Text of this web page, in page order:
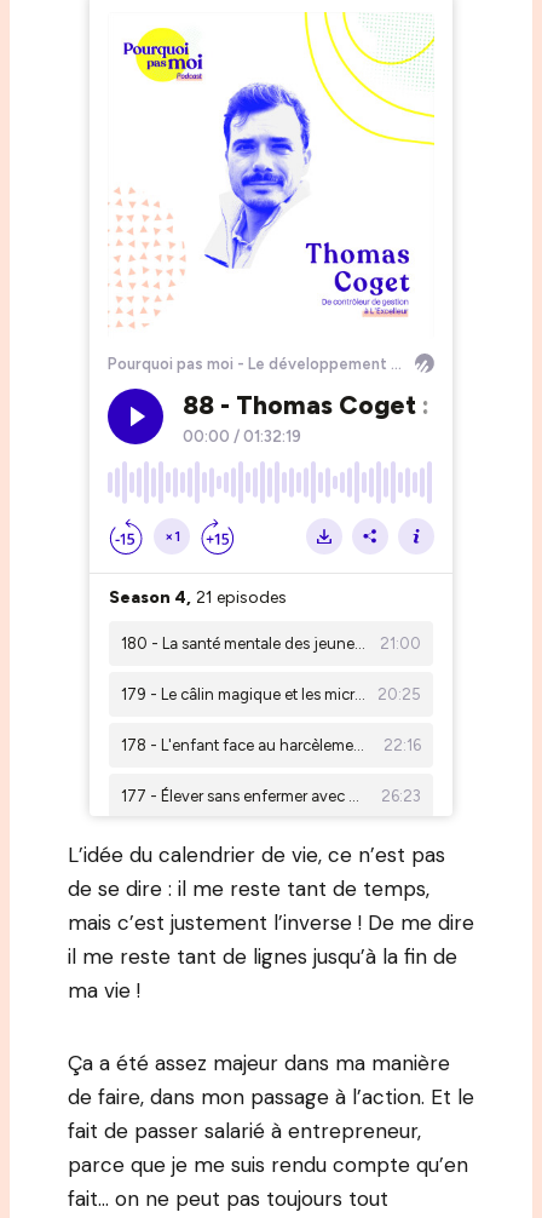
L’idée du calendrier de vie, ce n’est pas
de se dire : il me reste tant de temps,
mais c’est justement l’inverse ! De me dire
il me reste tant de lignes jusqu’à la fin de
ma vie !
Ça a été assez majeur dans ma manière
de faire, dans mon passage à l’action. Et le
fait de passer salarié à entrepreneur,
parce que je me suis rendu compte qu’en
fait… on ne peut pas toujours tout